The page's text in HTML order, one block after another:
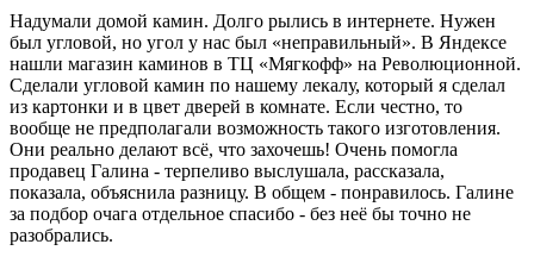
Надумали домой камин. Долго рылись в интернете. Нужен
был угловой, но угол у нас был «неправильный». В Яндексе
нашли магазин каминов в ТЦ «Мягкофф» на Революционной.
Сделали угловой камин по нашему лекалу, который я сделал
из картонки и в цвет дверей в комнате. Если честно, то
вообще не предполагали возможность такого изготовления.
Они реально делают всё, что захочешь! Очень помогла
продавец Галина - терпеливо выслушала, рассказала,
показала, объяснила разницу. В общем - понравилось. Галине
за подбор очага отдельное спасибо - без неё бы точно не
разобрались.